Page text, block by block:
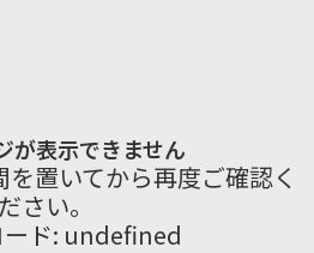
が表示できません
置いてから再度ご確認く
ださい。
ド: undefined